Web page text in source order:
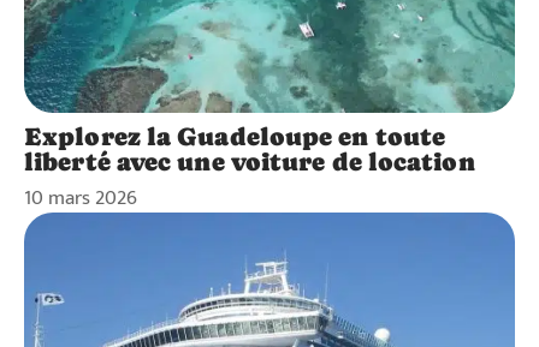
Explorez la Guadeloupe en toute
liberté avec une voiture de location
10 mars 2026